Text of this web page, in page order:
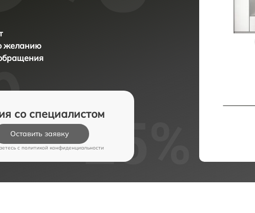
желанию
со специалистом
Оставить заявку
c политикой конфиденциальности